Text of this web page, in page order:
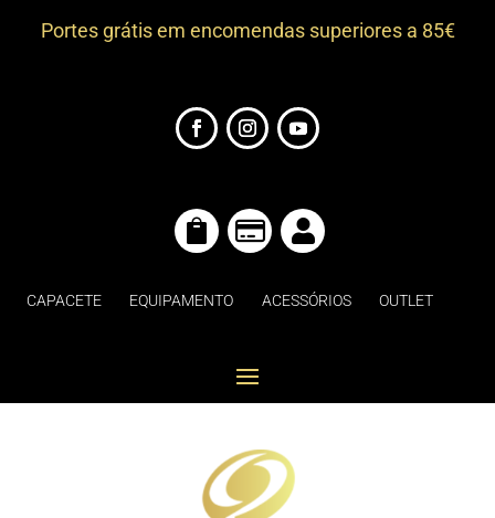
Portes grátis em encomendas superiores a 85€
  
CAPACETE EQUIPAMENTO ACESSÓRIOS OUTLET